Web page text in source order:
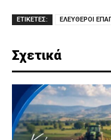
ΕΤΙΚΕΤΕΣ: ΕΛΕΥΘΕΡΟΙ
Σχετικά